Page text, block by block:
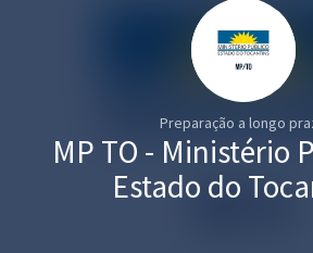
Preparação a longo
MP TO - Ministério
Estado do